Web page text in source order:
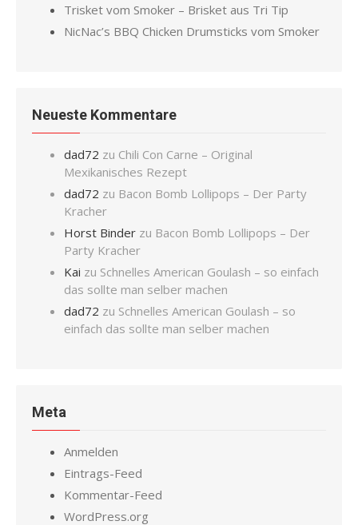
Trisket vom Smoker – Brisket aus Tri Tip
NicNac’s BBQ Chicken Drumsticks vom Smoker
Neueste Kommentare
dad72 zu Chili Con Carne – Original
Mexikanisches Rezept
dad72 zu Bacon Bomb Lollipops – Der Party
Kracher
Horst Binder zu Bacon Bomb Lollipops – Der
Party Kracher
Kai zu Schnelles American Goulash – so einfach
das sollte man selber machen
dad72 zu Schnelles American Goulash – so
einfach das sollte man selber machen
Meta
Anmelden
Eintrags-Feed
Kommentar-Feed
WordPress.org